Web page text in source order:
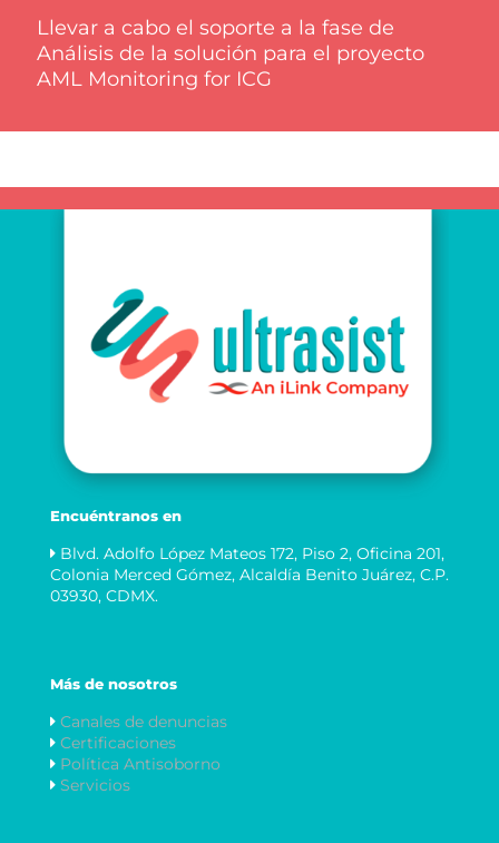
Llevar a cabo el soporte a la fase de
Análisis de la solución para el proyecto
AML Monitoring for ICG
Encuéntranos en
Blvd. Adolfo López Mateos 172, Piso 2, Oficina 201,
Colonia Merced Gómez, Alcaldía Benito Juárez, C.P.
03930, CDMX.
Más de nosotros
Canales de denuncias
Certificaciones
Política Antisoborno
Servicios